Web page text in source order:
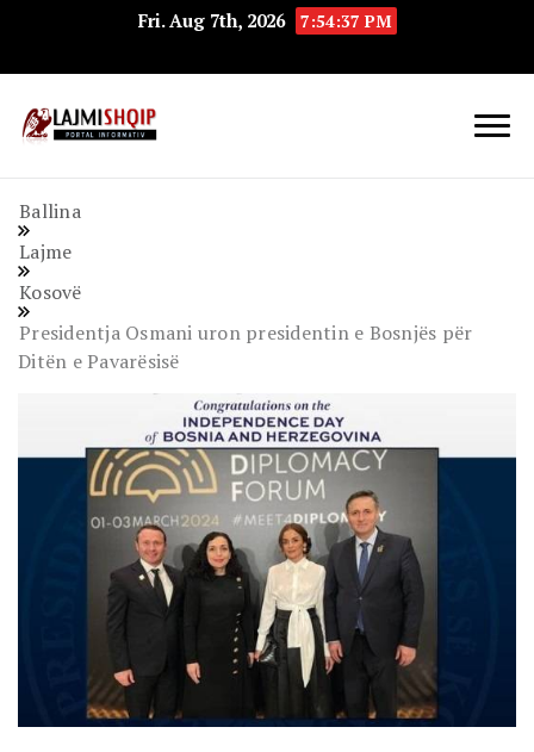
Fri. Aug 7th, 2026 7:54:38 PM
Ballina
Lajme
Kosovë
Presidentja Osmani uron presidentin e Bosnjës për
Ditën e Pavarësisë